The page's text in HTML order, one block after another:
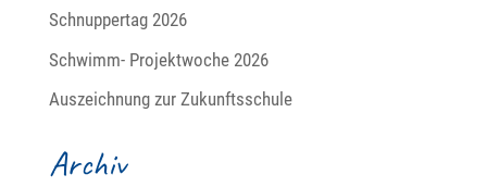
Schnuppertag 2026
Schwimm- Projektwoche 2026
Auszeichnung zur Zukunftsschule
Archiv